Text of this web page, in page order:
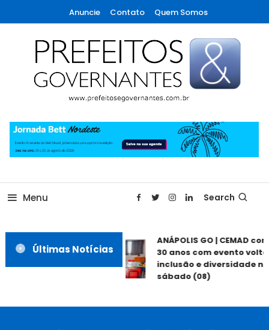
To
Content
Anuncie Contato Quem Somos
Prefeitos & Governantes
Menu Search
Últimas Notícias
ANÁPOLIS GO | CEMAD
30 anos com evento
inclusão e diversidade
sábado (08)